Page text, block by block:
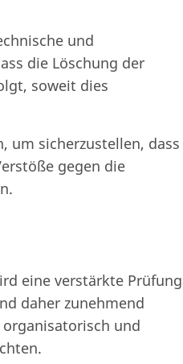
und
die Löschung der
soweit dies
um sicherzustellen, dass
gegen die
eine verstärkte Prüfung
daher zunehmend
und